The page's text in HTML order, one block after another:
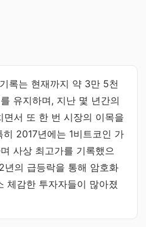
록는 현재까지 약 3만 5천
유지하며, 지난 몇 년간의
면서 또 한 번 시장의 이목을
2017년에는 1비트코인 가
사상 최고가를 기록했으
의 급등락을 통해 암호화
체감한 투자자들이 많아졌